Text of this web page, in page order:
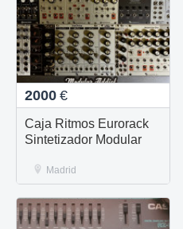
2000 €
Caja Ritmos Eurorack
Sintetizador Modular
Madrid